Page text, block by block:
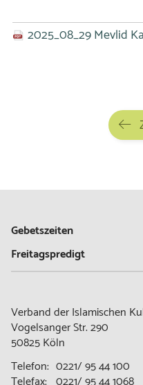
2025_08_29 Mevlid
Gebetszeiten
Freitagspredigt
Verband der Islamischen
Vogelsanger Str. 290
50825 Köln
Telefon: 0221/ 95 44 100